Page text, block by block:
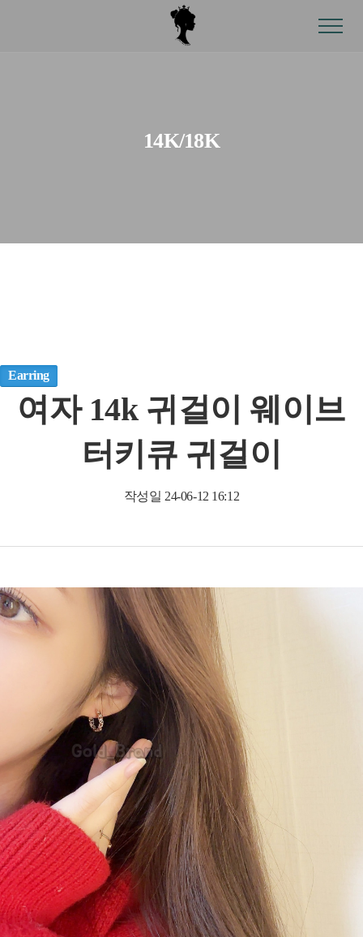
14K/18K
Earring
여자 14k 귀걸이 웨이브
터키큐 귀걸이
작성일 24-06-12 16:12